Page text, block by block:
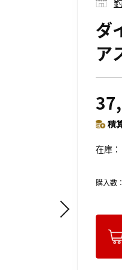
ダ
ア
積
在庫
購入数